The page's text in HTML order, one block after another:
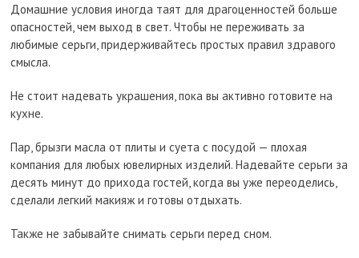
Домашние условия иногда таят для драгоценностей больше
опасностей, чем выход в свет. Чтобы не переживать за
любимые серьги, придерживайтесь простых правил здравого
смысла.
Не стоит надевать украшения, пока вы активно готовите на
кухне.
Пар, брызги масла от плиты и суета с посудой — плохая
компания для любых ювелирных изделий. Надевайте серьги за
десять минут до прихода гостей, когда вы уже переоделись,
сделали легкий макияж и готовы отдыхать.
Также не забывайте снимать серьги перед сном.